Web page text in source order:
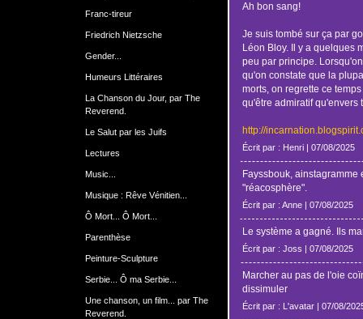
Franc-tireur
Friedrich Nietzsche
Gender...
Humeurs Littéraires
La Chanson du Jour, par The
Reverend.
Le Salut par les Juifs
Lectures
Music...
Musique : Rêve Vénitien...
Ô Mort... Ô Mort...
Parenthèse
Peinture-Sculpture
Serbie... Ô ma Serbie...
Une chanson, un film... par The
Reverend.
Ah bon sang!
Je suis tombé sur ça par
Léon Bloy. Il y a quelques
peu par principe.
qu'on constate que la
morts, on regrette ce
qu'être admiratif qu'envers
http://
Écrit par : Henri | 07/08/2025
Fayssbouk, ainstagramme
"réacosphère".
Écrit par : Anne | 07/08/2025
Le système a gagné. Ils
Écrit par : Joss | 07/08/2025
Marcher au pas de l'oie
dissimuler
Écrit par : L'avatar | 07/08/